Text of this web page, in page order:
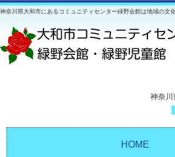
神奈川県大和市にあるコミュニティセンター緑野会館は地域の文
神奈川
HOME